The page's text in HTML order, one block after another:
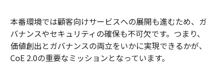
本番環境では顧客向けサービスへの展開も進むため、ガ
バナンスやセキュリティの確保も不可欠です。つまり、
価値創出とガバナンスの両立をいかに実現できるかが、
CoE 2.0の重要なミッションとなっています。